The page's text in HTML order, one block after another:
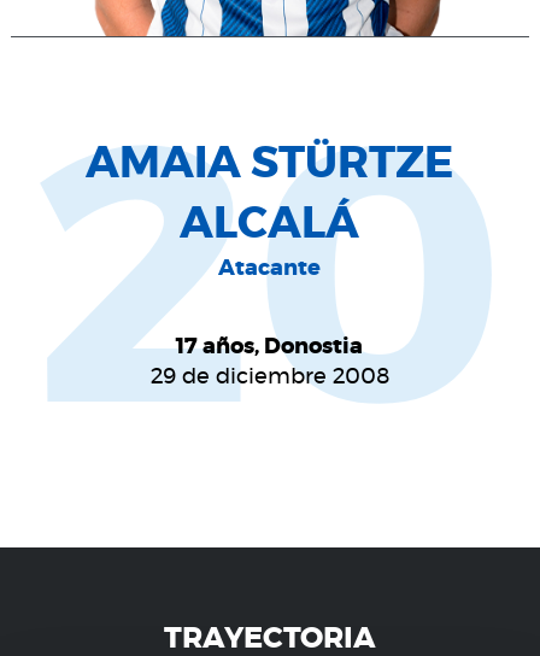
AMAIA STÜRTZE
ALCALÁ
Atacante
17 años, Donostia
29 de diciembre 2008
20
TRAYECTORIA